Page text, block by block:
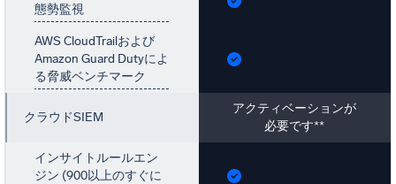
態勢監視
AWS CloudTrailおよび
Amazon Guard Dutyによ
る脅威ベンチマーク
クラウドSIEM
アクティベーションが
必要です**
インサイトルールエン
ジン (900以上のすぐに